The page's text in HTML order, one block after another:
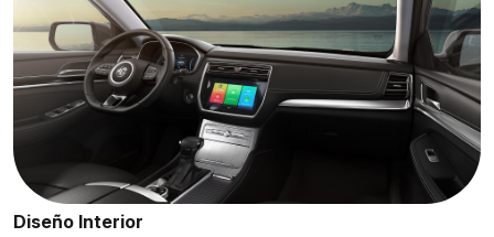
Diseño Interior